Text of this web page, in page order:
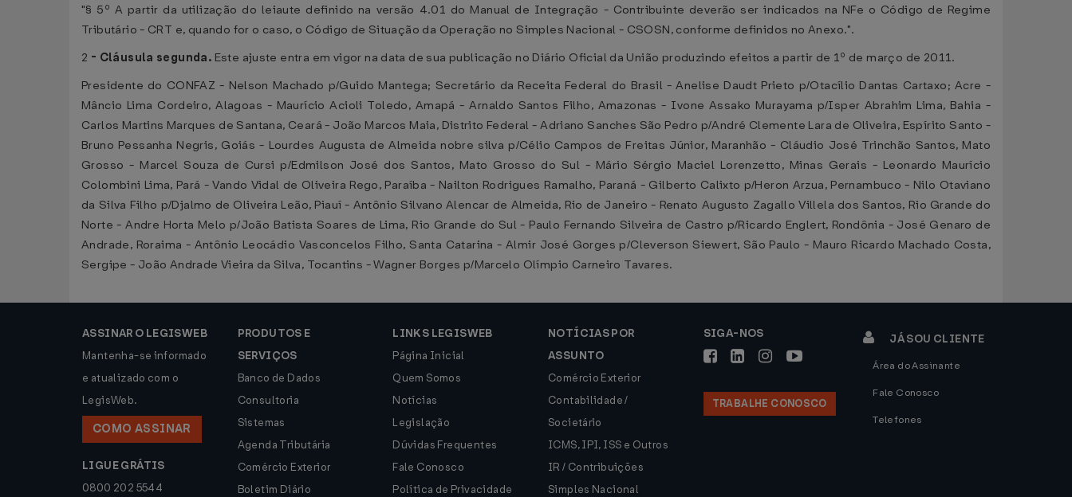
"§ 5º A partir da utilização do leiaute definido na versão 4.01 do Manual de Integração - Contribuinte deverão ser indicados na NFe o Código de Regime
Tributário - CRT e, quando for o caso, o Código de Situação da Operação no Simples Nacional - CSOSN, conforme definidos no Anexo.".
2 - Cláusula segunda. Este ajuste entra em vigor na data de sua publicação no Diário Oficial da União produzindo efeitos a partir de 1º de março de 2011.
Presidente do CONFAZ - Nelson Machado p/Guido Mantega; Secretário da Receita Federal do Brasil - Anelise Daudt Prieto p/Otacílio Dantas Cartaxo; Acre -
Mâncio Lima Cordeiro, Alagoas - Maurício Acioli Toledo, Amapá - Arnaldo Santos Filho, Amazonas - Ivone Assako Murayama p/Isper Abrahim Lima, Bahia -
Carlos Martins Marques de Santana, Ceará - João Marcos Maia, Distrito Federal - Adriano Sanches São Pedro p/André Clemente Lara de Oliveira, Espírito Santo -
Bruno Pessanha Negris, Goiás - Lourdes Augusta de Almeida nobre silva p/Célio Campos de Freitas Júnior, Maranhão - Cláudio José Trinchão Santos, Mato
Grosso - Marcel Souza de Cursi p/Edmilson José dos Santos, Mato Grosso do Sul - Mário Sérgio Maciel Lorenzetto, Minas Gerais - Leonardo Maurício
Colombini Lima, Pará - Vando Vidal de Oliveira Rego, Paraíba - Nailton Rodrigues Ramalho, Paraná - Gilberto Calixto p/Heron Arzua, Pernambuco - Nilo Otaviano
da Silva Filho p/Djalmo de Oliveira Leão, Piauí - Antônio Silvano Alencar de Almeida, Rio de Janeiro - Renato Augusto Zagallo Villela dos Santos, Rio Grande do
Norte - Andre Horta Melo p/João Batista Soares de Lima, Rio Grande do Sul - Paulo Fernando Silveira de Castro p/Ricardo Englert, Rondônia - José Genaro de
Andrade, Roraima - Antônio Leocádio Vasconcelos Filho, Santa Catarina - Almir José Gorges p/Cleverson Siewert, São Paulo - Mauro Ricardo Machado Costa,
Sergipe - João Andrade Vieira da Silva, Tocantins - Wagner Borges p/Marcelo Olímpio Carneiro Tavares.
ASSINAR O LEGISWEB
Mantenha-se informado
e atualizado com o
LegisWeb.
COMO ASSINAR
LIGUE GRÁTIS
0800 202 5544
PRODUTOS E
SERVIÇOS
Banco de Dados
Consultoria
Sistemas
Agenda Tributária
Comércio Exterior
Boletim Diário
LINKS LEGISWEB
Página Inicial
Quem Somos
Notícias
Legislação
Dúvidas Frequentes
Fale Conosco
Política de Privacidade
NOTÍCIAS POR
ASSUNTO
Comércio Exterior
Contabilidade /
Societário
ICMS, IPI, ISS e Outros
IR / Contribuições
Simples Nacional
SIGA-NOS
TRABALHE CONOSCO
JÁ SOU CLIENTE
Área do Assinante
Fale Conosco
Telefones